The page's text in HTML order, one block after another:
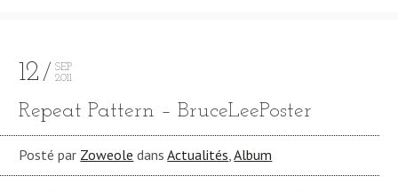
12
SEP
2011
Repeat Pattern – BruceLeePoster
Posté par Zoweole dansActualités ,Album